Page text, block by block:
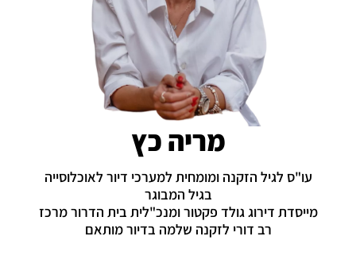
מריה כץ
עו"ס לגיל הזקנה ומומחית למערכי דיור לאוכלוסייה
בגיל המבוגר
מייסדת דירוג גולד פקטור ומנכ"לית בית הדרור מרכז
רב דורי לזקנה שלמה בדיור מותאם